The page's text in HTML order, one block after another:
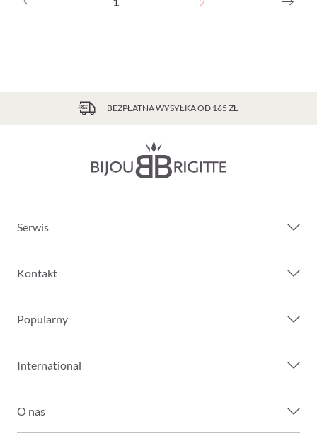
BEZPŁATNA WYSYŁKA OD 165 ZŁ
Serwis
Kontakt
Popularny
International
O nas